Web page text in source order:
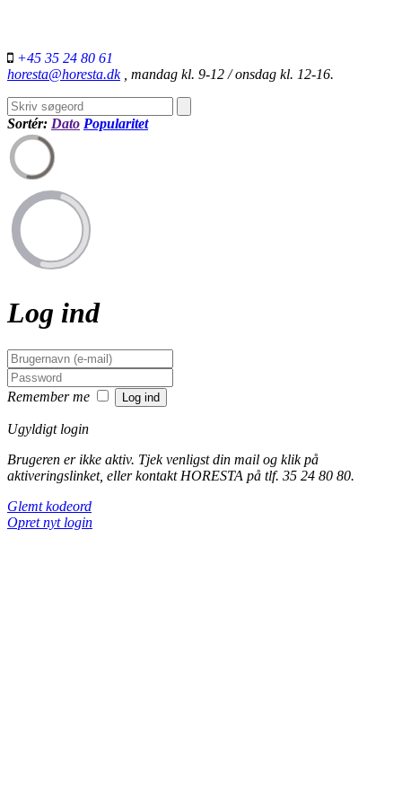
+45 35 24 80 61
horesta@horesta.dk, mandag kl. 9-12 / onsdag kl. 12-16.
Sortér: Dato Popularitet
Log ind
Remember me
Ugyldigt login
Brugeren er ikke aktiv. Tjek venligst din mail og klik på
aktiveringslinket, eller kontakt HORESTA på tlf. 35 24 80 80.
Glemt kodeord
Opret nyt login